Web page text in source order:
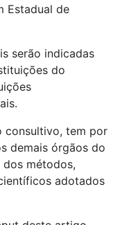
Estadual de
serão indicadas
do
consultivo, tem por
demais órgãos do
dos métodos,
adotados